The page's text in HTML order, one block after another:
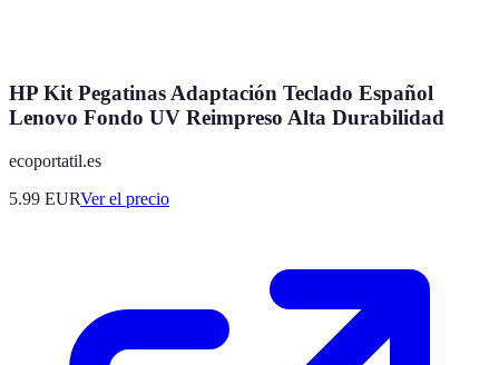
HP Kit Pegatinas Adaptación Teclado Español
Lenovo Fondo UV Reimpreso Alta Durabilidad
ecoportatil.es
5.99 EURVer el precio